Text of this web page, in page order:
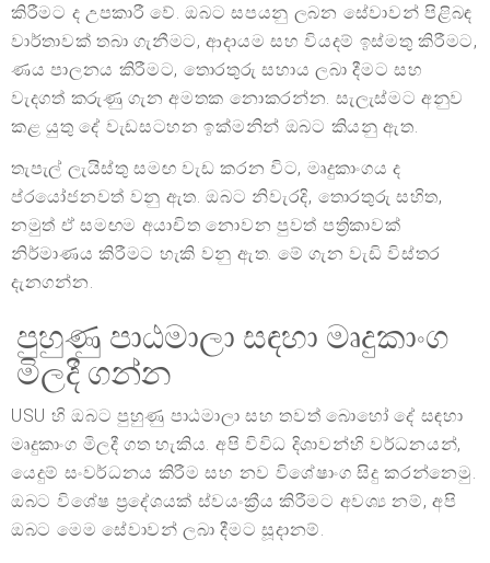
කිරීමට ද උපකාරී වේ. ඔබට සපයනු ලබන සේවාවන් පිළිබඳ
වාර්තාවක් තබා ගැනීමට, ආදායම සහ වියදම් ඉස්මතු කිරීමට,
ණය පාලනය කිරීමට, තොරතුරු සහාය ලබා දීමට සහ
වැදගත් කරුණු ගැන අමතක නොකරන්න. සැලැස්මට අනුව
කළ යුතු දේ වැඩසටහන ඉක්මනින් ඔබට කියනු ඇත.
තැපැල් ලැයිස්තු සමඟ වැඩ කරන විට, මෘදුකාංගය ද
ප්රයෝජනවත් වනු ඇත. ඔබට නිවැරදි, තොරතුරු සහිත,
නමුත් ඒ සමඟම අයාචිත නොවන පුවත් පත්‍රිකාවක්
නිර්මාණය කිරීමට හැකි වනු ඇත. මේ ගැන වැඩි විස්තර
දැනගන්න.
පුහුණු පාඨමාලා සඳහා මෘදුකාංග
මිලදී ගන්න
USU හි ඔබට පුහුණු පාඨමාලා සහ තවත් බොහෝ දේ සඳහා
මෘදුකාංග මිලදී ගත හැකිය. අපි විවිධ දිශාවන්හි වර්ධනයන්,
යෙදුම් සංවර්ධනය කිරීම සහ නව විශේෂාංග සිදු කරන්නෙමු.
ඔබට විශේෂ ප්‍රදේශයක් ස්වයංක්‍රීය කිරීමට අවශ්‍ය නම්, අපි
ඔබට මෙම සේවාවන් ලබා දීමට සූදානම්.